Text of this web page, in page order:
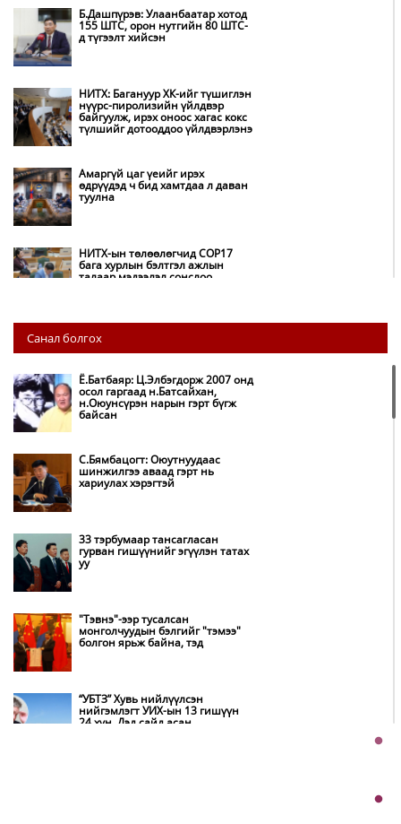
Б.Дашпүрэв: Улаанбаатар хотод
155 ШТС, орон нутгийн 80 ШТС-
д түгээлт хийсэн
НИТХ: Багануур ХК-ийг түшиглэн
нүүрс-пиролизийн үйлдвэр
байгуулж, ирэх оноос хагас кокс
түлшийг дотооддоо үйлдвэрлэнэ
Амаргүй цаг үеийг ирэх
өдрүүдэд ч бид хамтдаа л даван
туулна
НИТХ-ын төлөөлөгчид COP17
бага хурлын бэлтгэл ажлын
талаар мэдээлэл сонслоо
Монгол Улс “COP17”-д “Тал
хээрийн төлөвлөгөө”-гөө
танилцуулна
Нөөцийн махны худалдаа,
Бүх шатанд хэмнэлтийн горимд
Автобензин, дизель түлшний
Хэт халуун өдрүүд үргэлжлэх
Санал болгох
Ё.Батбаяр: Ц.Элбэгдорж 2007 онд
осол гаргаад н.Батсайхан,
н.Оюунсүрэн нарын гэрт бүгж
байсан
С.Бямбацогт: Оюутнуудаас
шинжилгээ аваад гэрт нь
хариулах хэрэгтэй
33 тэрбумаар тансагласан
гурван гишүүнийг эгүүлэн татах
уу
"Тэвнэ"-ээр тусалсан
монголчуудын бэлгийг "тэмээ"
болгон ярьж байна, тэд
“УБТЗ” Хувь нийлүүлсэн
нийгэмлэгт УИХ-ын 13 гишүүн
24 хүн, Дэд сайд асан